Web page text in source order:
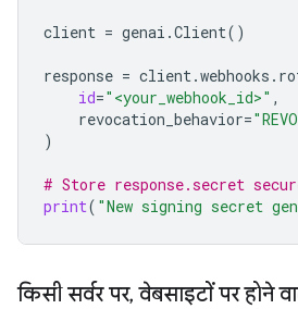
client = genai .Client()
response = client.webhooks .
id="<your_webhook_id>" ,
revocation_behavior=
)
# Store response.secret
print( "New signing secret
किसी सर्वर पर, वेबसाइटों पर होने